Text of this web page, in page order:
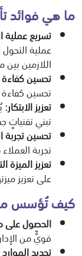
ما هي فوائد
تسريع عملية
عملية
اللازمين
تحسين كفاءة
تحسين كفاءة
تعزيز الابتكار:
تبني تقنياتٍ
تحسين تجربة
تجربة
تعزيز الميزة
على تعزيز
كيف تُؤسس
الحصول على
قويٍّ من
تحديد